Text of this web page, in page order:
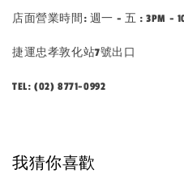
店面營業時間: 週一 - 五 : 3PM -
捷運忠孝敦化站7號出口
TEL: (02) 8771-0992
我猜你喜歡